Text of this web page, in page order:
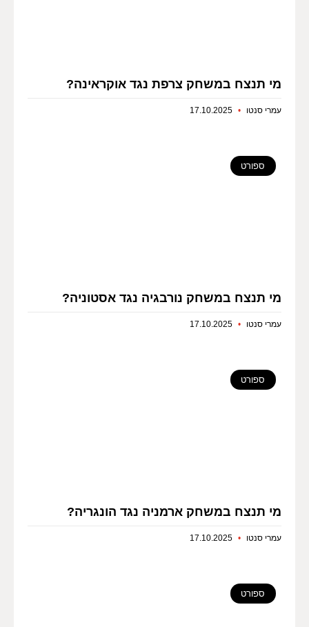
מי תנצח במשחק צרפת נגד אוקראינה?
עמרי סנטו
ספורט
מי תנצח במשחק נורבגיה נגד אסטוניה?
עמרי סנטו
ספורט
מי תנצח במשחק ארמניה נגד הונגריה?
עמרי סנטו
ספורט